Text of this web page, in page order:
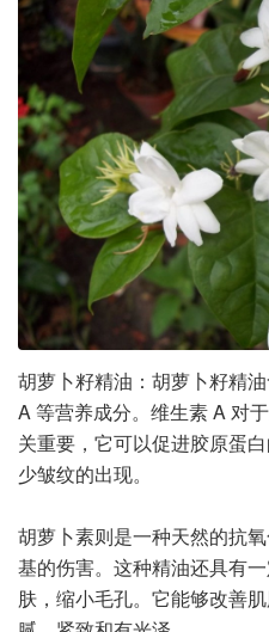
胡萝卜籽精油：胡萝卜籽精
A 等营养成分。维生素 A 对
关重要，它可以促进胶原蛋
少皱纹的出现。
胡萝卜素则是一种天然的抗
基的伤害。这种精油还具有
肤，缩小毛孔。它能够改善